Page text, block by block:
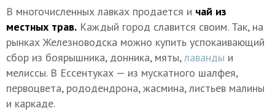
В многочисленных лавках продается и чай из
местных трав. Каждый город славится своим. Так, на
рынках Железноводска можно купить успокаивающий
сбор из боярышника, донника, мяты,лаванды и
мелиссы. В Ессентуках — из мускатного шалфея,
первоцвета, рододендрона, жасмина, листьев малины
и каркаде.